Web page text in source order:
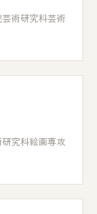
芸術研究科芸術
研究科絵画専攻